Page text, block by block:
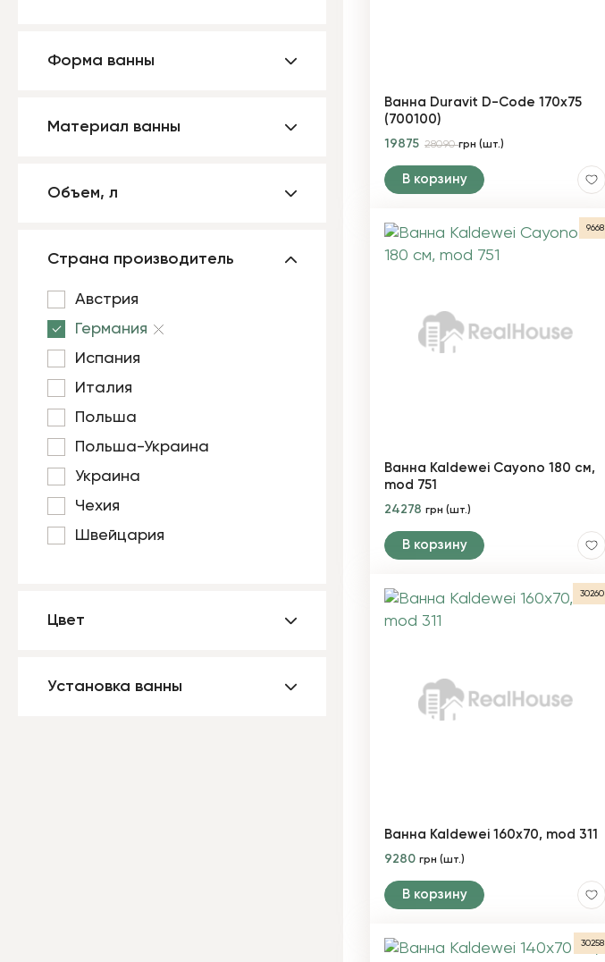
Форма ванны
Материал ванны
Объем, л
Страна производитель
Австрия
Германия
Испания
Италия
Польша
Польша-Украина
Украина
Чехия
Швейцария
Цвет
Установка ванны
Ванна Duravit D-Code 170х75
(700100)
19875 28090грн (шт.)
В корзину
9668
Ванна Kaldewei Cayono 180 см,
mod 751
24278 грн (шт.)
В корзину
30260
Ванна Kaldewei 160х70, mod 311
9280 грн (шт.)
В корзину
30258